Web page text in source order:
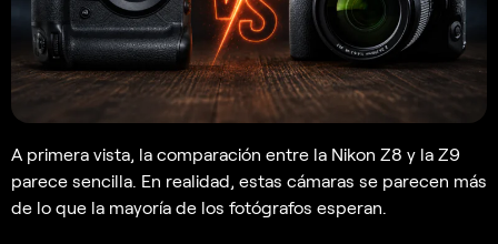
A primera vista, la comparación entre la Nikon Z8 y la Z9
parece sencilla. En realidad, estas cámaras se parecen más
de lo que la mayoría de los fotógrafos esperan.